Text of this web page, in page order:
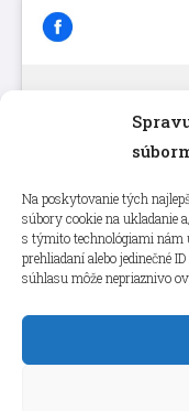
Na poskytovanie tých
súbory cookie na ukladanie
s týmito technológiami nám
prehliadaní alebo jedinečné
súhlasu môže nepriaznivo